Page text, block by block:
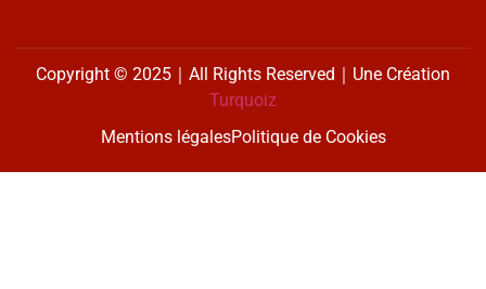
Copyright © 2025｜All Rights Reserved｜Une Création
Turquoiz
Mentions légalesPolitique de Cookies